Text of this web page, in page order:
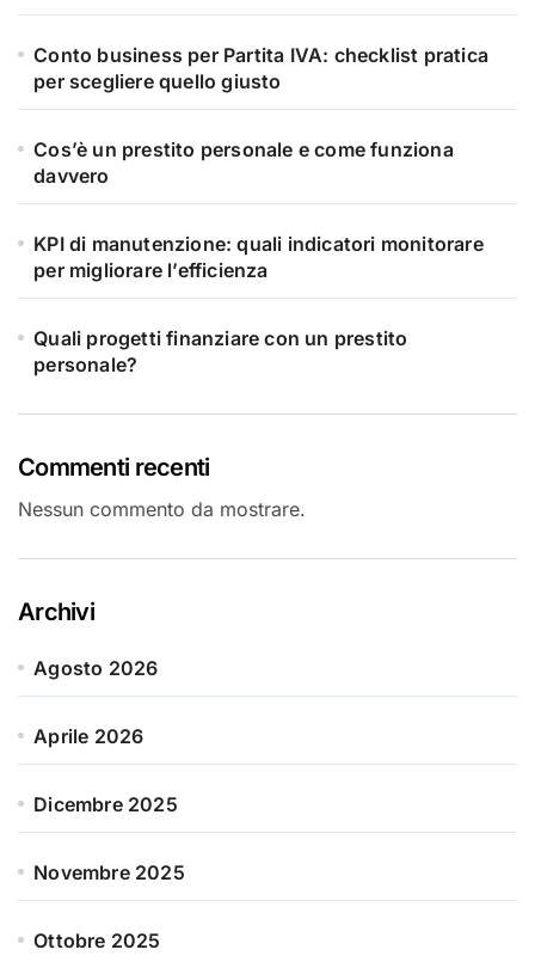
Conto business per Partita IVA: checklist pratica
per scegliere quello giusto
Cos’è un prestito personale e come funziona
davvero
KPI di manutenzione: quali indicatori monitorare
per migliorare l’efficienza
Quali progetti finanziare con un prestito
personale?
Commenti recenti
Nessun commento da mostrare.
Archivi
Agosto 2026
Aprile 2026
Dicembre 2025
Novembre 2025
Ottobre 2025